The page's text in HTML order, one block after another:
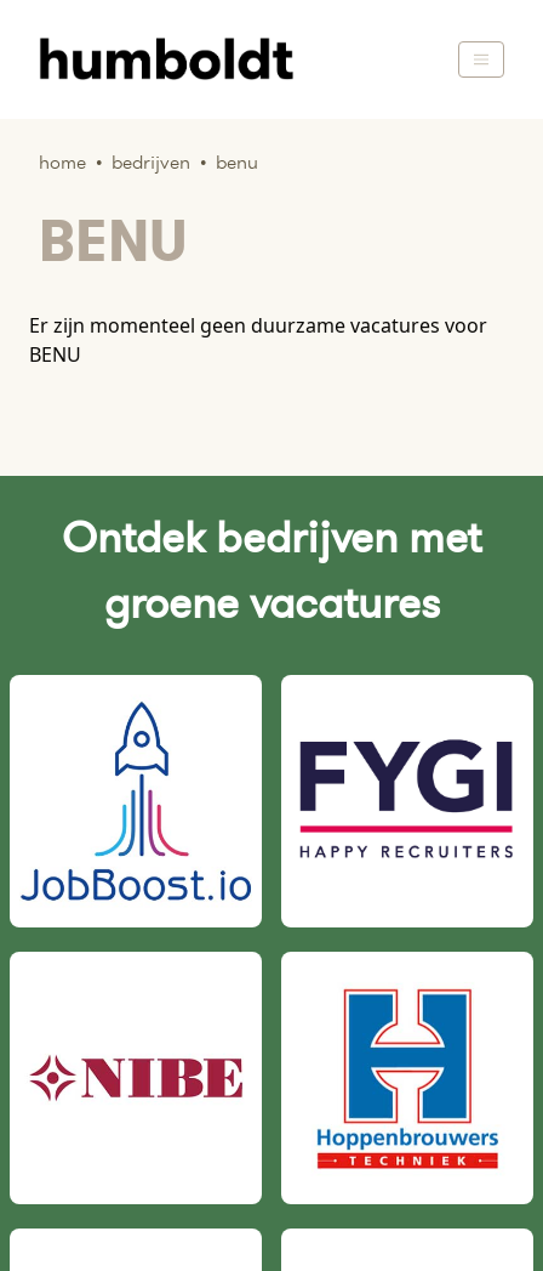
home • bedrijven • benu
BENU
Er zijn momenteel geen duurzame vacatures voor
BENU
Ontdek bedrijven met
groene vacatures